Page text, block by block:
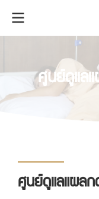
ศูนย์ดูแล
ศูนย์ดูแลแผลก